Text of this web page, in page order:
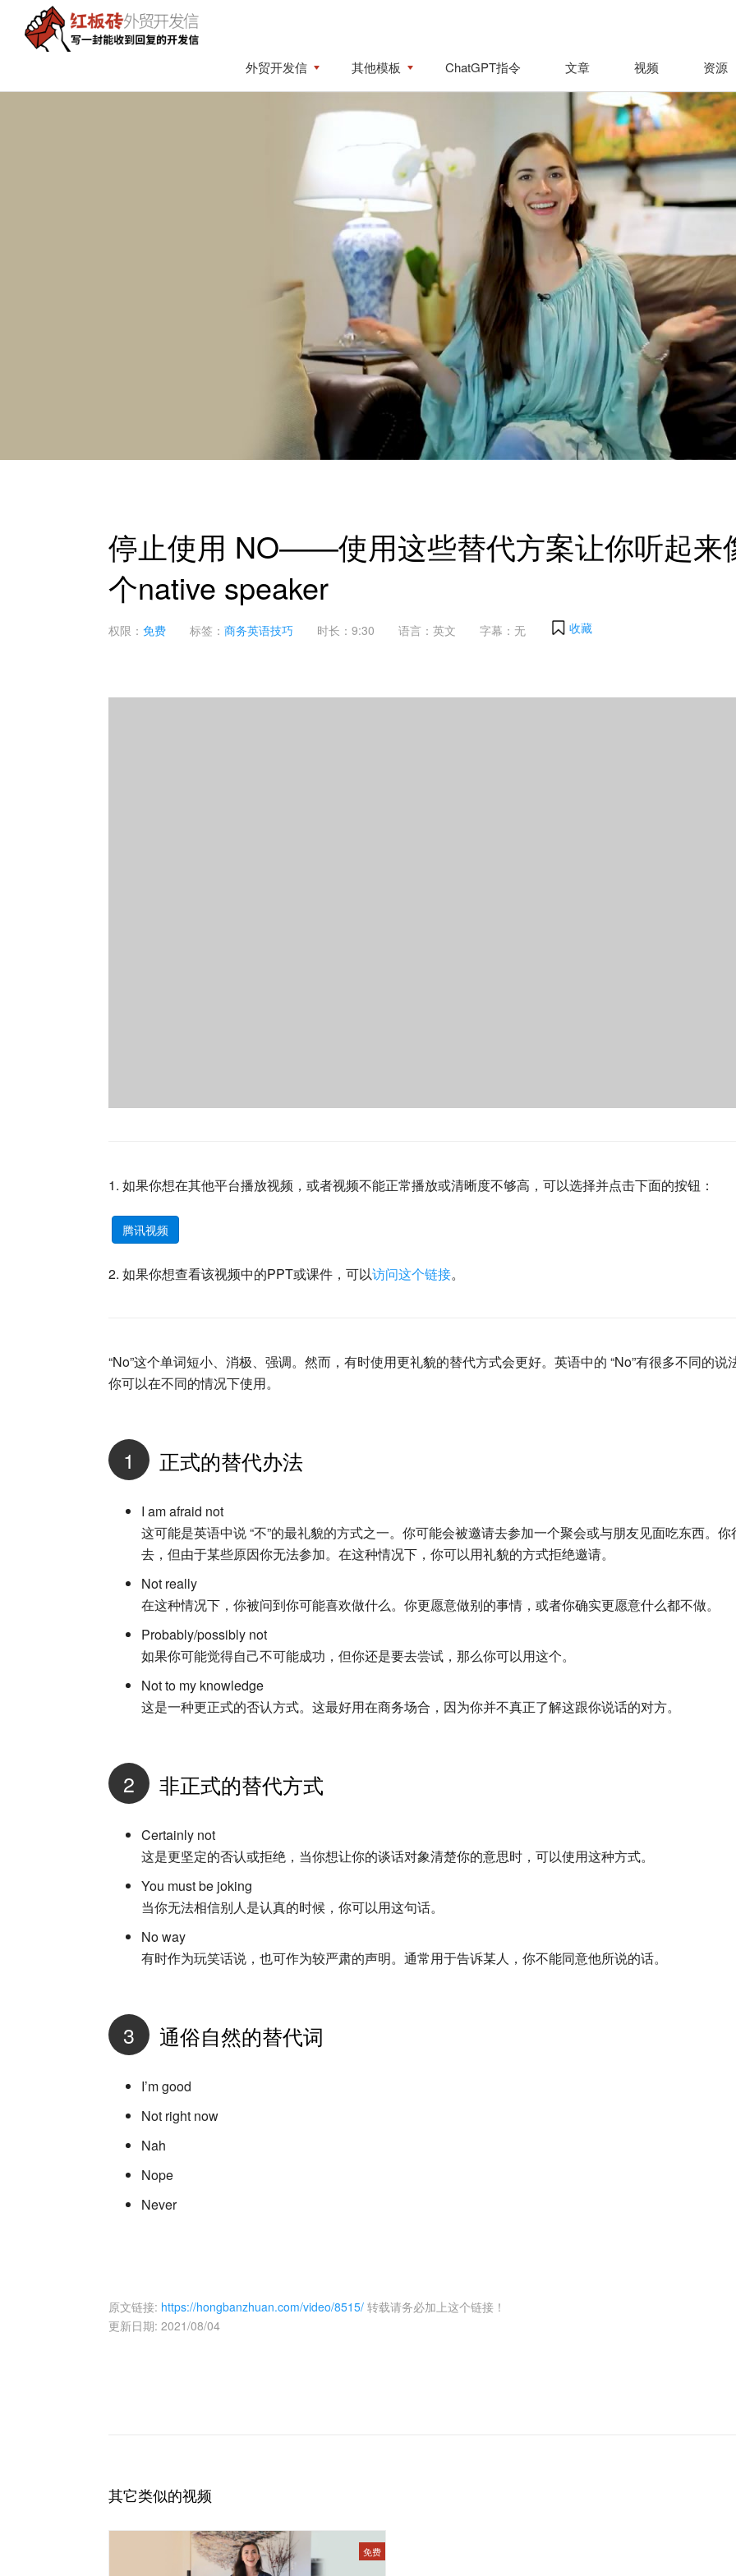
primary
content
砖
外贸开发信 其他模板 ChatGPT指令 文章 视频 资源
停止使用 NO——使用这些替代方案让你听起来
个native speaker
权限： 免费 标签： 商务英语技巧 时长：9:30 语言：英文 字幕：无 收藏
1. 如果你想在其他平台播放视频，或者视频不能正常播放或清晰度不够高，可以选择并点击下面的按钮：
腾讯视频
2. 如果你想查看该视频中的PPT或课件，可以访问这个链接。
“No”这个单词短小、消极、强调。然而，有时使用更礼貌的替代方式会更好。英语中的 “No”有很多不同的说
你可以在不同的情况下使用。
1 正式的替代办法
I am afraid not
这可能是英语中说 “不”的最礼貌的方式之一。你可能会被邀请去参加一个聚会或与朋友见面吃东西。你
去，但由于某些原因你无法参加。在这种情况下，你可以用礼貌的方式拒绝邀请。
Not really
在这种情况下，你被问到你可能喜欢做什么。你更愿意做别的事情，或者你确实更愿意什么都不做。
Probably/possibly not
如果你可能觉得自己不可能成功，但你还是要去尝试，那么你可以用这个。
Not to my knowledge
这是一种更正式的否认方式。这最好用在商务场合，因为你并不真正了解这跟你说话的对方。
2 非正式的替代方式
Certainly not
这是更坚定的否认或拒绝，当你想让你的谈话对象清楚你的意思时，可以使用这种方式。
You must be joking
当你无法相信别人是认真的时候，你可以用这句话。
No way
有时作为玩笑话说，也可作为较严肃的声明。通常用于告诉某人，你不能同意他所说的话。
3 通俗自然的替代词
I’m good
Not right now
Nah
Nope
Never
原文链接: https://hongbanzhuan.com/video/8515/ 转载请务必加上这个链接！
更新日期: 2021/08/04
其它类似的视频
免费